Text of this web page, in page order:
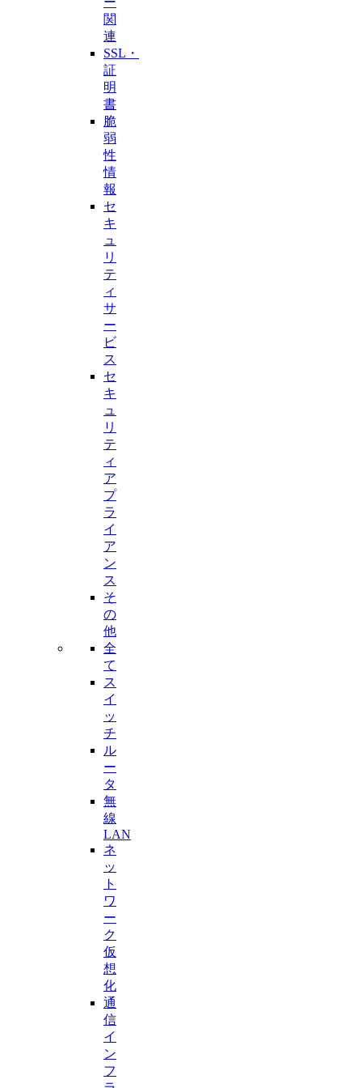
関
連
SSL・
証
明
書
脆
弱
性
情
報
セ
キ
ュ
リ
テ
ィ
サ
ー
ビ
ス
セ
キ
ュ
リ
テ
ィ
ア
プ
ラ
イ
ア
ン
ス
そ
の
他
全
て
ス
イ
ッ
チ
ル
ー
タ
無
線
LAN
ネ
ッ
ト
ワ
ー
ク
仮
想
化
通
信
イ
ン
フ